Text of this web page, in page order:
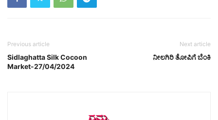
Previous article
Sidlaghatta Silk Cocoon
Market-27/04/2024
Next article
ನೀಲಗಿರಿ ತೋಪಿಗೆ ಬೆಂಕಿ